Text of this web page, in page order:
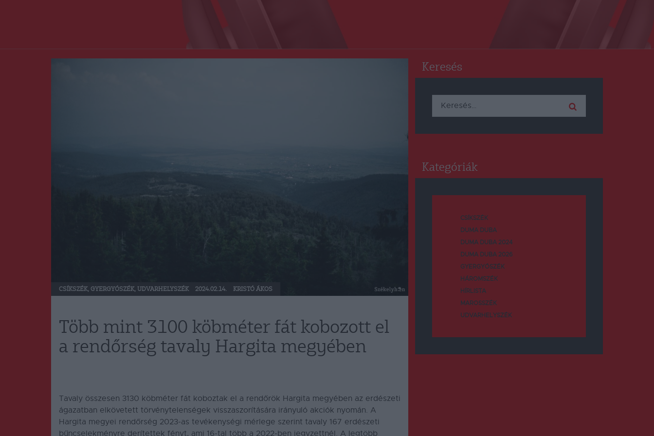
CSÍKSZÉK, GYERGYÓSZÉK, UDVARHELYSZÉK 2024.02.14. KRISTÓ ÁKOS
Több mint 3100 köbméter fát kobozott el
a rendőrség tavaly Hargita megyében
Tavaly összesen 3130 köbméter fát koboztak el a rendőrök Hargita megyében az erdészeti
ágazatban elkövetett törvénytelenségek visszaszorítására irányuló akciók nyomán. A
Hargita megyei rendőrség 2023-as tevékenységi mérlege szerint tavaly 167 erdészeti
bűncselekményre derítettek fényt, ami 16-tal több a 2022-ben jegyzettnél. A legtöbb
Keresés
Keresés:
Kategóriák
CSÍKSZÉK
DUMA DUBA
DUMA DUBA 2024
DUMA DUBA 2026
GYERGYÓSZÉK
HÁROMSZÉK
HÍRLISTA
MAROSSZÉK
UDVARHELYSZÉK